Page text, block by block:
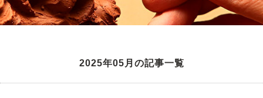
2025年05月の記事一覧